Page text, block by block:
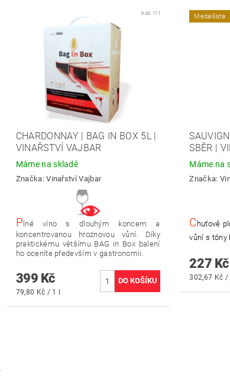
Kód: 111
CHARDONNAY | BAG IN BOX 5L |
VINAŘSTVÍ VAJBAR
Máme na skladě
Značka:Vinařství Vajbar
Plné víno s dlouhým koncem a
koncentrovanou hroznovou vůní. Díky
praktickému většímu BAG in Box balení
ho oceníte především v gastronomii.
399 Kč
79,80 Kč / 1 l
Medailista
SBĚR |
Máme na
Značka:
Chuťově
vůní s tóny
227 Kč
302,67 Kč /